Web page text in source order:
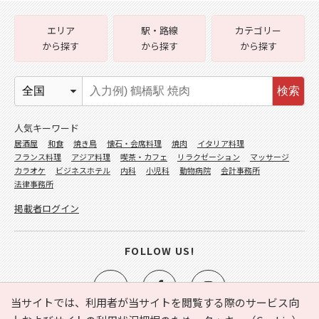
当サイトでは、利用者が当サイトを閲覧する際のサービス向
エリア
から探す
駅・路線
から探す
カテゴリー
から探す
検索
人気キーワード
居酒屋 和食 焼き鳥 懐石・会席料理 焼肉
イタリア料理
フランス料理
アジア料理 喫茶・カフェ リラクゼーション
マッサージ
カラオケ
ビジネスホテル 内科 小児科 動物病院
会計事務所
法律事務所
掲載者ログイン
FOLLOW US!